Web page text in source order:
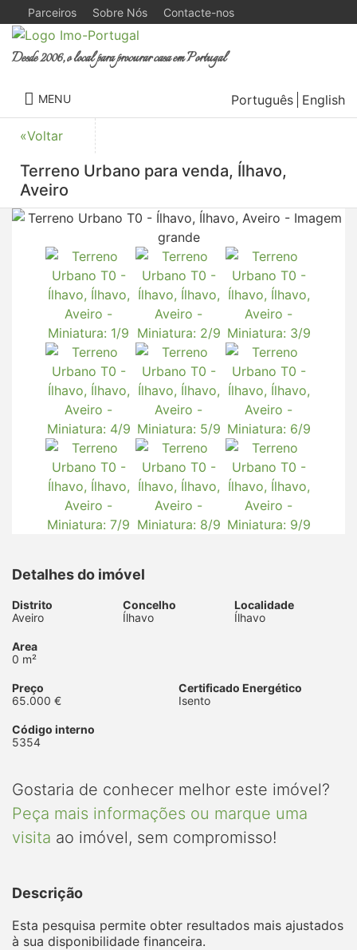
Parceiros Sobre Nós Contacte-nos
Desde 2006, o local para procurar casa em Portugal
MENU Português English
«Voltar
Terreno Urbano para venda, Ílhavo,
Aveiro
Detalhes do imóvel
Distrito
Aveiro
Concelho
Ílhavo
Localidade
Ílhavo
Area
0 m²
Preço
65.000 €
Certificado Energético
Isento
Código interno
5354
Gostaria de conhecer melhor este imóvel?
Peça mais informações ou marque uma
visita ao imóvel, sem compromisso!
Descrição
Esta pesquisa permite obter resultados mais ajustados
à sua disponibilidade financeira.